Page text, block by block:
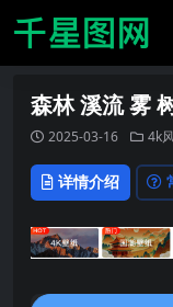
森林 溪流 雾
2025-03-16 4k
详情介绍